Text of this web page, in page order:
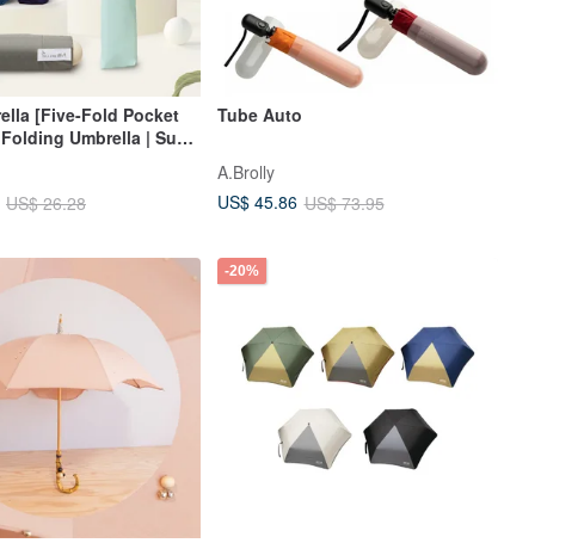
[Five-Fold Pocket
Umbrella | Sun
Parasol
US$ 26.28
Tube Auto
A.Brolly
US$ 45.86 US$ 73.95
-20%